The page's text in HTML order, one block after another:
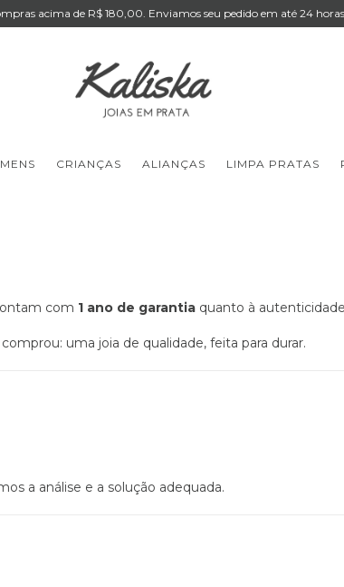
acima de R$ 180,00. Enviamos seu pedido em até 24
CRIANÇAS ALIANÇAS LIMPA PRATAS
com 1 ano de garantia quanto à
uma joia de qualidade, feita para durar.
a análise e a solução adequada.